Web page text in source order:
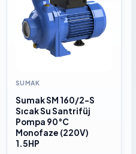
SUMAK
Sumak SM 160/2-S
Sıcak Su Santrifüj
Pompa 90°C
Monofaze (220V)
1.5HP